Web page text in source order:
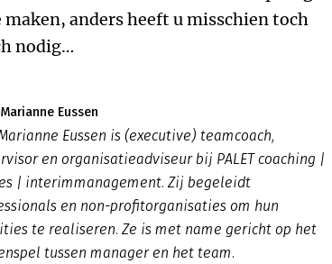
anders heeft u misschien toch
nodig…
Eussen
Eussen is (executive) teamcoach,
en organisatieadviseur bij PALET coaching |
| interimmanagement. Zij begeleidt
en non-profitorganisaties om hun
te realiseren. Ze is met name gericht op het
tussen manager en het team.